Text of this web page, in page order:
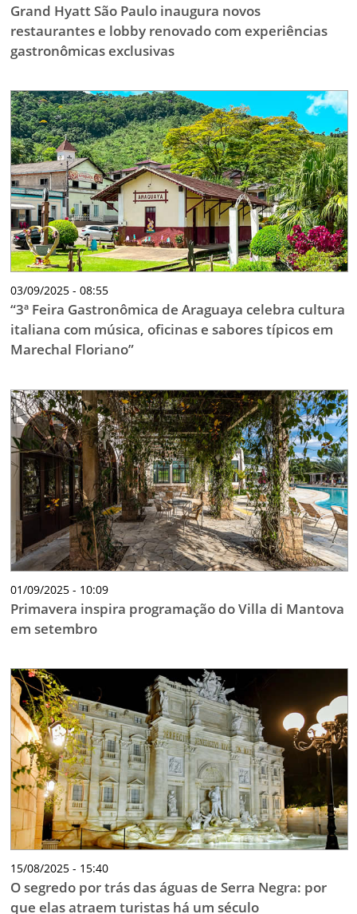
Grand Hyatt São Paulo inaugura novos
restaurantes e lobby renovado com experiências
gastronômicas exclusivas
03/09/2025 - 08:55
“3ª Feira Gastronômica de Araguaya celebra cultura
italiana com música, oficinas e sabores típicos em
Marechal Floriano”
01/09/2025 - 10:09
Primavera inspira programação do Villa di Mantova
em setembro
15/08/2025 - 15:40
O segredo por trás das águas de Serra Negra: por
que elas atraem turistas há um século